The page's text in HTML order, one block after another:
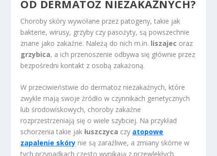
OD DERMATOZ NIEZAKAŹNYCH?
Choroby skóry wywołane przez patogeny, takie jak
bakterie, wirusy, grzyby czy pasożyty, są powszechnie
znane jako zakaźne. Należą do nich m.in. liszajec oraz
grzybica, a ich przenoszenie odbywa się głównie przez
bezpośredni kontakt z osobą zakażoną.
W przeciwieństwie do dermatoz niezakaźnych, które
zwykle mają swoje źródło w czynnikach genetycznych
lub środowiskowych, choroby zakaźne
rozprzestrzeniają się o wiele szybciej. Na przykład
schorzenia takie jakłuszczyca czy atopowe
zapalenie skóry nie są zaraźliwe, a zmiany skórne w
tych przypadkach często wynikają z przewlekłych